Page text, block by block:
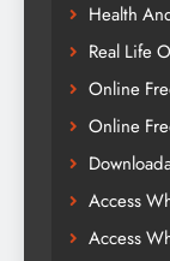
Health
Real Life
Online
Online
Access
Access